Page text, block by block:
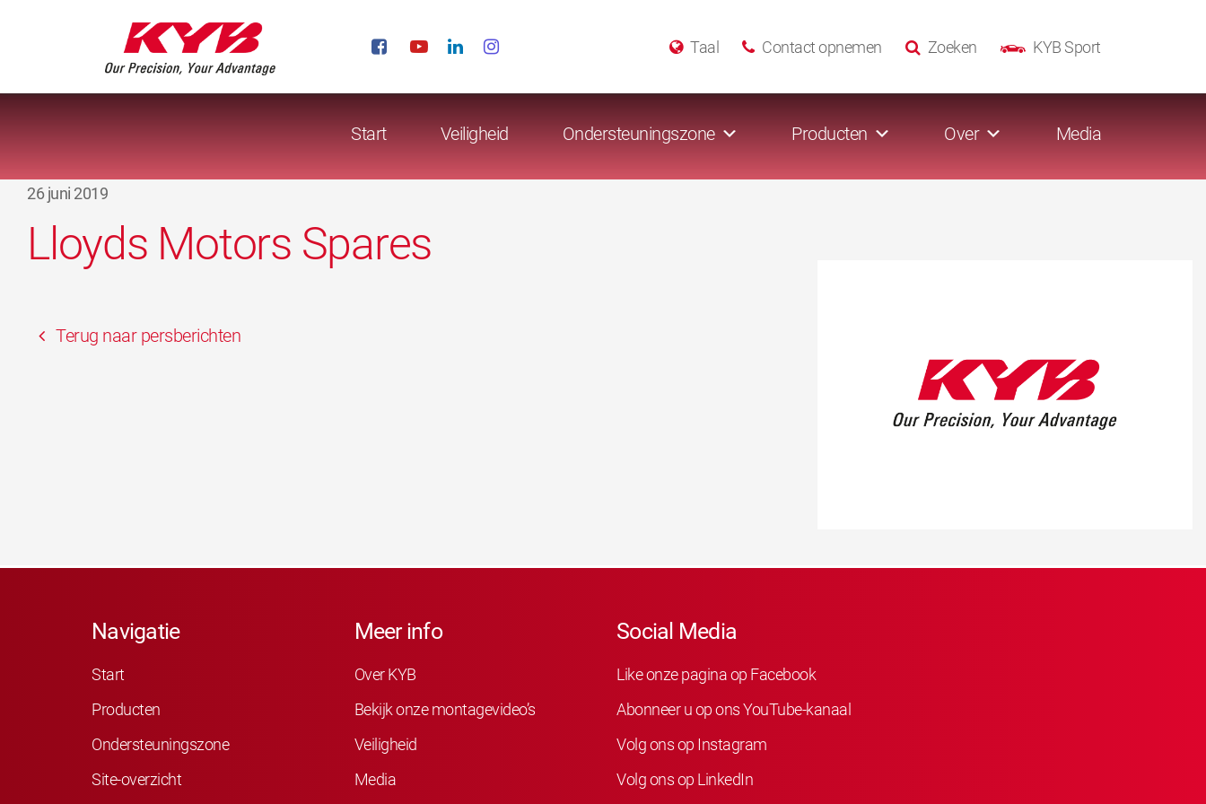
KYB Sport
Zoeken
Contact opnemen
Taal
Start Veiligheid Ondersteuningszone Producten Over Media
26 juni 2019
Lloyds Motors Spares
Terug naar persberichten
Navigatie
Start
Producten
Ondersteuningszone
Site-overzicht
Meer info
Over KYB
Bekijk onze montagevideo’s
Veiligheid
Media
Social Media
Like onze pagina op Facebook
Abonneer u op ons YouTube-kanaal
Volg ons op Instagram
Volg ons op LinkedIn